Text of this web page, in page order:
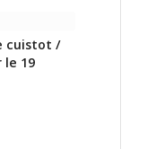
cuistot /
le 19